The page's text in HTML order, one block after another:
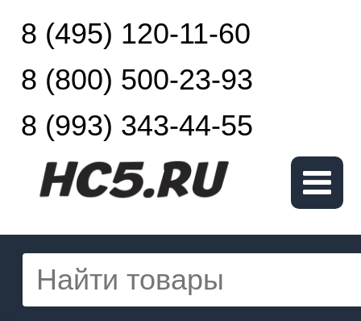
8 (495) 120-11-60
8 (800) 500-23-93
8 (993) 343-44-55